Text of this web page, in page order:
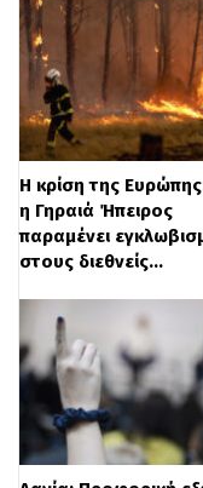
προσπάθειες
τοπική
και καλεί
από κάμερες ή
επικοινωνήσει
τον αριθμό
Η κρίση της Ευρώπης:
η Γηραιά Ήπειρος
παραμένει
στους διεθνείς…